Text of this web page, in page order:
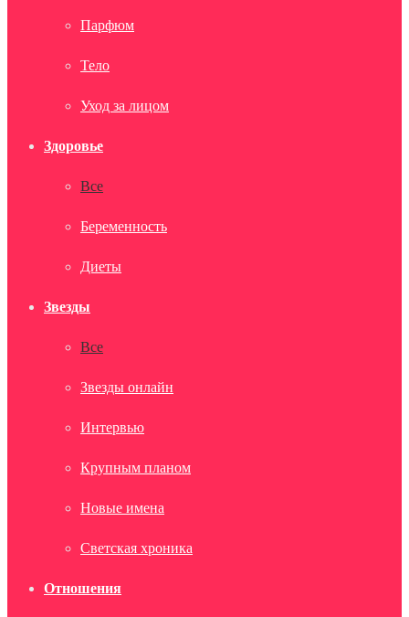
Парфюм
Тело
Уход за лицом
Здоровье
Все
Беременность
Диеты
Звезды
Все
Звезды онлайн
Интервью
Крупным планом
Новые имена
Светская хроника
Отношения